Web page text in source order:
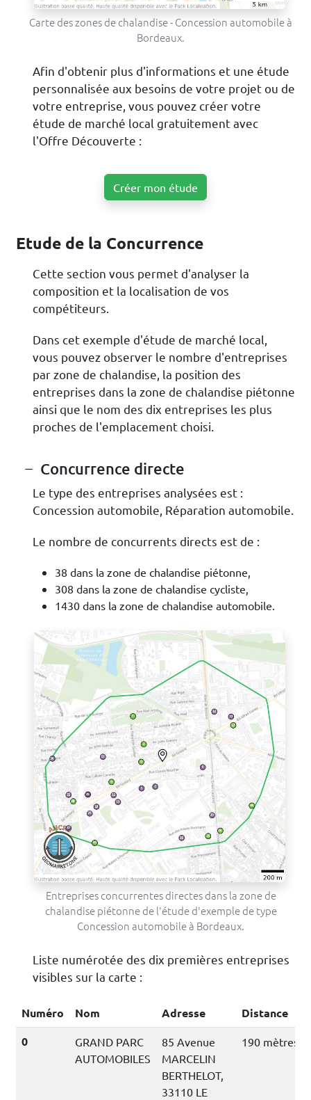
Carte des zones de chalandise - Concession automobile à
Bordeaux.
Afin d'obtenir plus d'informations et une étude
personnalisée aux besoins de votre projet ou de
votre entreprise, vous pouvez créer votre
étude de marché local gratuitement avec
l'Offre Découverte :
Créer mon étude
Etude de la Concurrence
Cette section vous permet d'analyser la
composition et la localisation de vos
compétiteurs.
Dans cet exemple d'étude de marché local,
vous pouvez observer le nombre d'entreprises
par zone de chalandise, la position des
entreprises dans la zone de chalandise piétonne
ainsi que le nom des dix entreprises les plus
proches de l'emplacement choisi.
Concurrence directe
Le type des entreprises analysées est :
Concession automobile, Réparation automobile.
Le nombre de concurrents directs est de :
38 dans la zone de chalandise piétonne,
308 dans la zone de chalandise cycliste,
1430 dans la zone de chalandise automobile.
Entreprises concurrentes directes dans la zone de
chalandise piétonne de l'étude d'exemple de type
Concession automobile à Bordeaux.
Liste numérotée des dix premières entreprises
visibles sur la carte :
Numéro Nom Adresse
Distance
0
GRAND PARC
AUTOMOBILES
85 Avenue
MARCELIN
BERTHELOT,
33110 LE
190 mètres